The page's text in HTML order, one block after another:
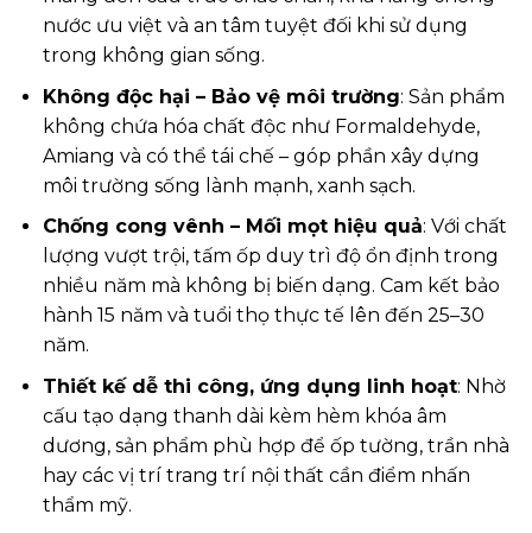
nước ưu việt và an tâm tuyệt đối khi sử dụng
trong không gian sống.
Không độc hại – Bảo vệ môi trường: Sản phẩm
không chứa hóa chất độc như Formaldehyde,
Amiang và có thể tái chế – góp phần xây dựng
môi trường sống lành mạnh, xanh sạch.
Chống cong vênh – Mối mọt hiệu quả: Với chất
lượng vượt trội, tấm ốp duy trì độ ổn định trong
nhiều năm mà không bị biến dạng. Cam kết bảo
hành 15 năm và tuổi thọ thực tế lên đến 25–30
năm.
Thiết kế dễ thi công, ứng dụng linh hoạt: Nhờ
cấu tạo dạng thanh dài kèm hèm khóa âm
dương, sản phẩm phù hợp để ốp tường, trần nhà
hay các vị trí trang trí nội thất cần điểm nhấn
thẩm mỹ.